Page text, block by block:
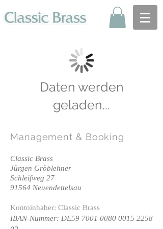
Daten werden
geladen...
Management & Booking
Classic Brass
Jürgen Gröblehner
Schleifweg 27
91564 Neuendettelsau
Kontoinhaber: Classic Brass
IBAN-Nummer: DE59 7001 0080 0015 2258